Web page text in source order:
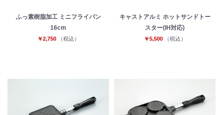
ふっ素樹脂加工 ミニフライパン
16cm
￥2,750 （税込）
キャストアルミ ホットサンドトー
スター(IH対応)
￥5,500 （税込）